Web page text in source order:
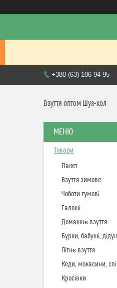
+380 (63) 106-94-95
Взуття оптом Шуз-хол
Товари
Пакет
Взуття зимове
Чоботи гумові
Галоші
Домашнє взуття
Бурки, бабуші,
Літнє взуття
Кеди, мокасини,
Кросівки